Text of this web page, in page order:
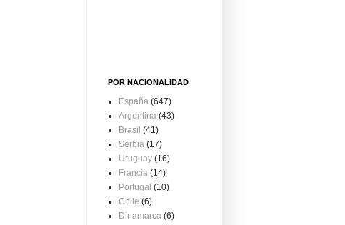
POR NACIONALIDAD
España (647)
Argentina (43)
Brasil (41)
Serbia (17)
Uruguay (16)
Francia (14)
Portugal (10)
Chile (6)
Dinamarca (6)